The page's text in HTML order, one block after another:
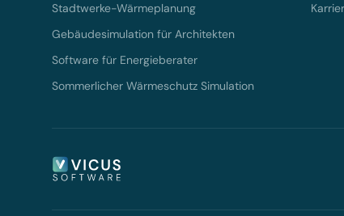
Stadtwerke-Wärmeplanung
Gebäudesimulation für Architekten
Software für Energieberater
Sommerlicher Wärmeschutz Simulation